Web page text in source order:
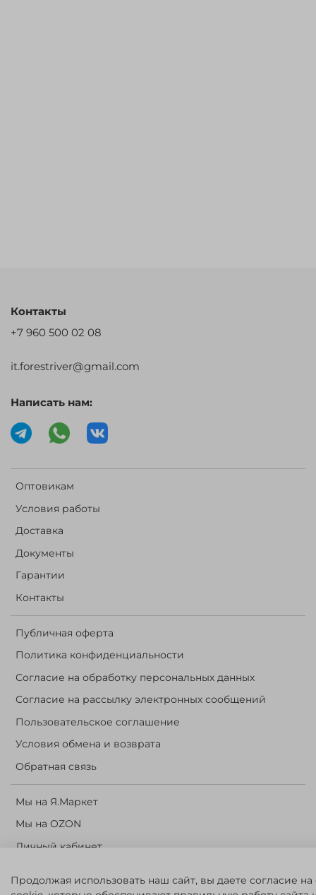
Оптовикам
Условия работы
Доставка
Документы
Гарантии
Контакты
Публичная оферта
Политика конфиденциальности
Согласие на обработку персональных данных
Согласие на рассылку электронных сообщений
Пользовательское соглашение
Условия обмена и возврата
Обратная связь
Мы на Я.Маркет
Мы на OZON
Личный кабинет
Контакты
+7 960 500 02 08
it.forestriver@gmail.com
Написать нам:
Продолжая использовать наш сайт, вы даете согласие